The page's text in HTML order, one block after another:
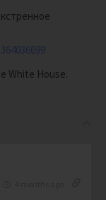
White House.